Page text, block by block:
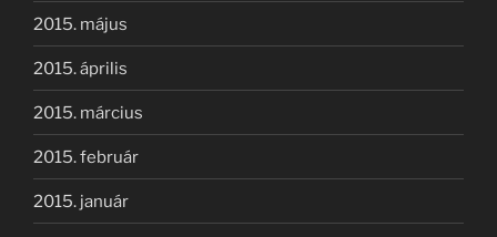
2015. május
2015. április
2015. március
2015. február
2015. január